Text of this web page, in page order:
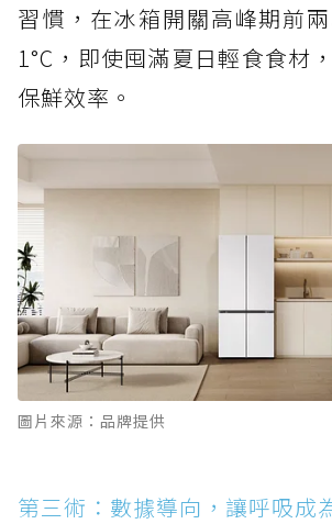
習慣，在冰箱開關高峰期前
1°C，即使囤滿夏日輕食食材
保鮮效率。
圖片來源：品牌提供
第三術：數據導向，讓呼吸成